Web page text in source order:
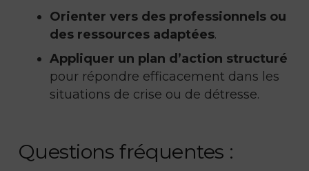
Orienter vers des professionnels ou
des ressources adaptées.
Appliquer un plan d’action structuré
pour répondre efficacement dans les
situations de crise ou de détresse.
Questions fréquentes :